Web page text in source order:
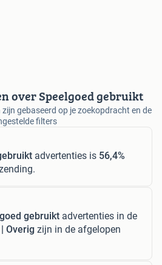
over Speelgoed gebruikt
gebaseerd op je zoekopdracht en de
filters
advertenties is 56,4%
gebruikt advertenties in de
Overig zijn in de afgelopen